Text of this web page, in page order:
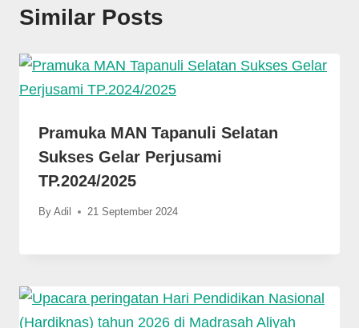
Similar Posts
Pramuka MAN Tapanuli Selatan
Sukses Gelar Perjusami
TP.2024/2025
By Adil 21 September 2024